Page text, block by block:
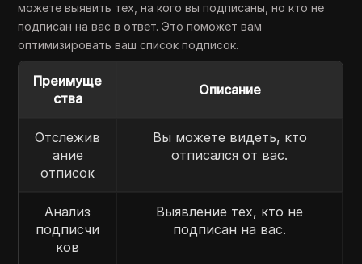
можете выявить тех, на кого вы подписаны, но кто не
подписан на вас в ответ. Это поможет вам
оптимизировать ваш список подписок.
Преимуще
ства
Описание
Отслежив
ание
отписок
Вы можете видеть, кто
отписался от вас.
Анализ
подписчи
ков
Выявление тех, кто не
подписан на вас.